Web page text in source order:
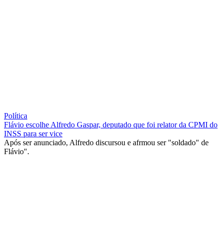
Política
Flávio escolhe Alfredo Gaspar, deputado que foi relator da CPMI do
INSS para ser vice
Após ser anunciado, Alfredo discursou e afrmou ser "soldado" de
Flávio".